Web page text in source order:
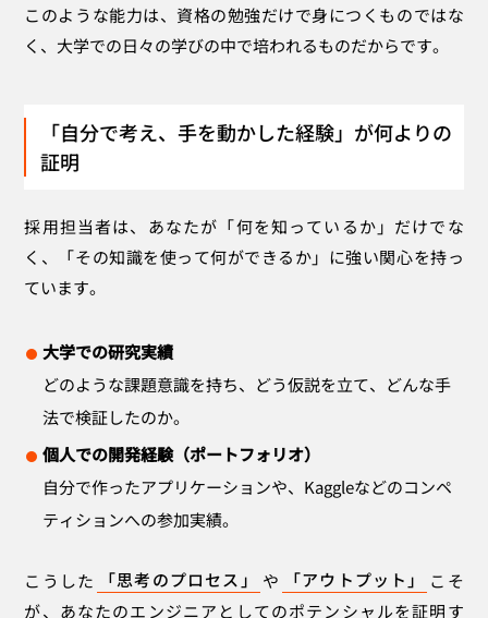
このような能力は、資格の勉強だけで身につくものではな
く、大学での日々の学びの中で培われるものだからです。
「自分で考え、手を動かした経験」が何よりの
証明
採用担当者は、あなたが「何を知っているか」だけでな
く、「その知識を使って何ができるか」に強い関心を持っ
ています。
大学での研究実績
どのような課題意識を持ち、どう仮説を立て、どんな手
法で検証したのか。
個人での開発経験（ポートフォリオ）
自分で作ったアプリケーションや、Kaggleなどのコンペ
ティションへの参加実績。
こうした 「思考のプロセス」 や 「アウトプット」
こそ
が、あなたのエンジニアとしてのポテンシャルを証明す